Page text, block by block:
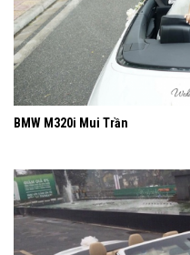
BMW M320i Mui Trần